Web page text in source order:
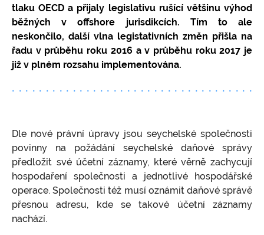
Kdy není možné offshore společnost použít?
Koupit ready-made společnost / nabídka
společností k převodu
Jak založit offshore IBC / LLC / LTD?
Ochrana majetku, anonymní vlastnictví
Přesun podnikání do zahraničí, globální
podnikání
Obchodování se zbožím (dovoz, vývoz, dodání
v rámci EU)
Obchodování s akciemi, komoditami, FOREX
FOREX, kryptoměny, akcie
Marshallovy ostrovy
USA
Přestěhujte svoji firmu do USA
On-line přístupy k registrům společností
Ceník
Ceník poskytovaných služeb
Speciální společnosti / struktury
Vedení účetnictví pro estonské firmy
Ověřování veřejných listin
Kontakty
Měnový konvertor
tlaku OECD a přijaly legislativu rušící většinu výhod
běžných v offshore jurisdikcích. Tím to ale
neskončilo, další vlna legistativních změn přišla na
řadu v průběhu roku 2016 a v průběhu roku 2017 je
již v plném rozsahu implementována.
Dle nové právní úpravy jsou seychelské společnosti
povinny na požádání seychelské daňové správy
předložit své účetní záznamy, které věrně zachycují
hospodaření společnosti a jednotlivé hospodářské
operace. Společnosti též musí oznámit daňové správě
přesnou adresu, kde se takové účetní záznamy
nachází.